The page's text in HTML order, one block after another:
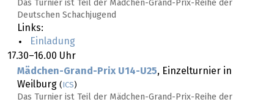
Das Turnier ist Teil der Mädchen-Grand-Prix-Reihe der
Deutschen Schachjugend
Links:
Einladung
17.30–16.00 Uhr
Mädchen-Grand-Prix U14-U25, Einzelturnier in
Weilburg ( ICS)
Das Turnier ist Teil der Mädchen-Grand-Prix-Reihe der